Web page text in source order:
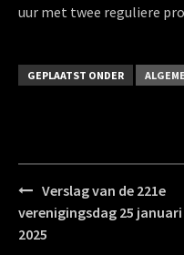
uur met twee reguliere
GEPLAATST ONDER
Bericht
navigatie
Verslag van de 221e
verenigingsdag 25 januari
2025